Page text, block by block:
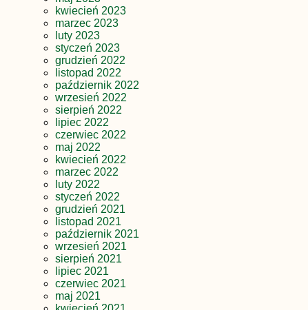
kwiecień 2023
marzec 2023
luty 2023
styczeń 2023
grudzień 2022
listopad 2022
październik 2022
wrzesień 2022
sierpień 2022
lipiec 2022
czerwiec 2022
maj 2022
kwiecień 2022
marzec 2022
luty 2022
styczeń 2022
grudzień 2021
listopad 2021
październik 2021
wrzesień 2021
sierpień 2021
lipiec 2021
czerwiec 2021
maj 2021